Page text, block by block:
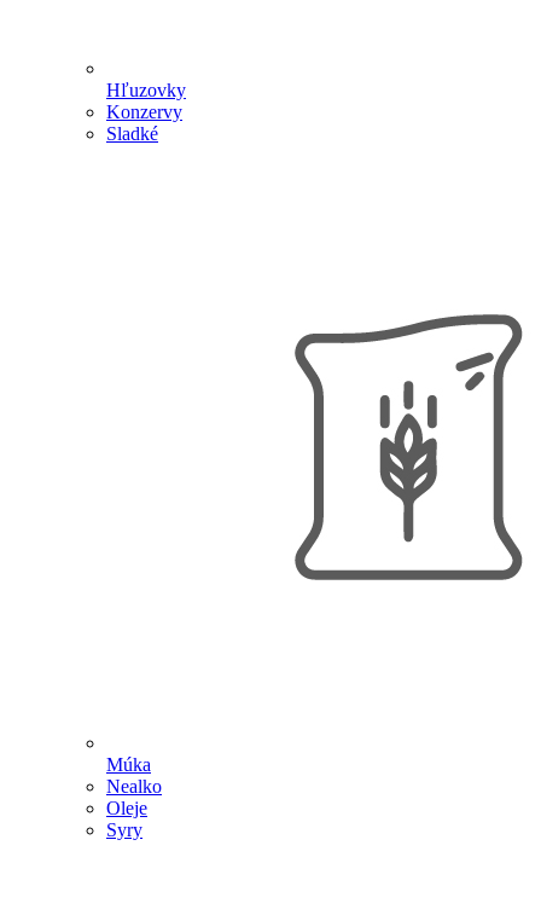
Hľuzovky
Konzervy
Sladké
Múka
Nealko
Oleje
Syry